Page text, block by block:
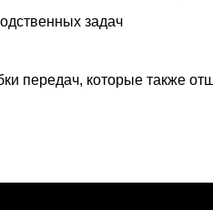
задач
передач, которые также